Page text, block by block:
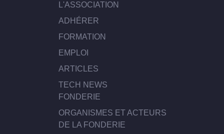
L'ASSOCIATION
ADHÉRER
FORMATION
EMPLOI
ARTICLES
TECH NEWS
FONDERIE
ORGANISMES ET ACTEURS
DE LA FONDERIE